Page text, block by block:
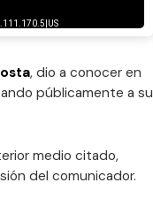
, dio a conocer en
públicamente a su
medio citado,
del comunicador.